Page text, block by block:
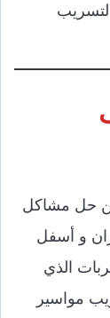
حل مشاكل
و أسفل
الذي
مواسير